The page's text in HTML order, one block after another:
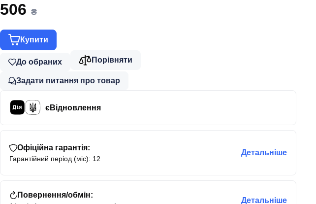
506 ₴
Купити
До обраних Порівняти
Задати питання про товар
єВідновлення
Офіційна гарантія:
Гарантійний період (міс): 12
Детальніше
Повернення/обмін:
Детальніше